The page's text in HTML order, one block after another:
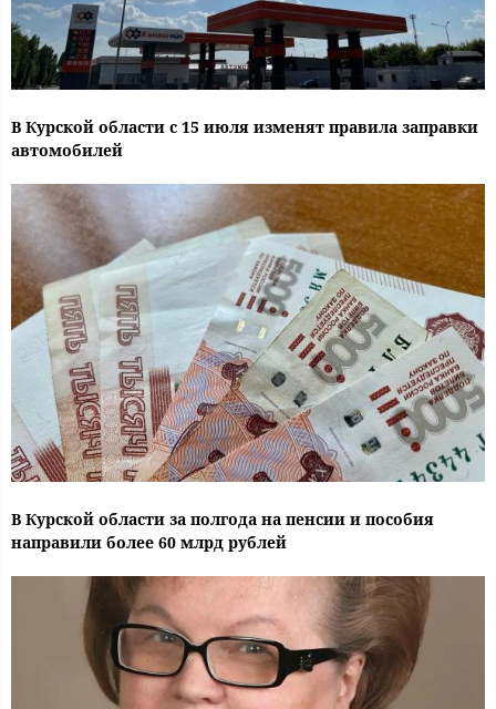
В Курской области с 15 июля изменят правила заправки
автомобилей
В Курской области за полгода на пенсии и пособия
направили более 60 млрд рублей